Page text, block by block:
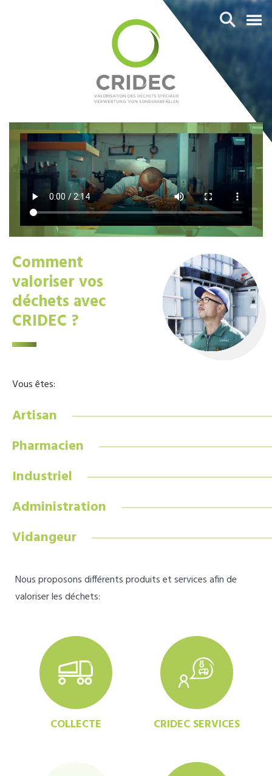
Comment
valoriser vos
déchets avec
CRIDEC ?
Vous êtes:
Artisan
Pharmacien
Industriel
Administration
Vidangeur
Nous proposons différents produits et services afin de
valoriser les déchets:
COLLECTE CRIDEC SERVICES